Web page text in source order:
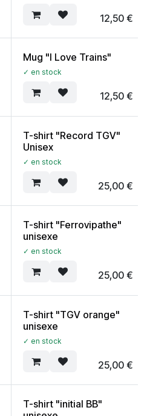
12,50€
Mug "I Love Trains"
✓ en stock
12,50€
T-shirt "Record TGV"
Unisex
✓ en stock
25,00€
T-shirt "Ferrovipathe"
unisexe
✓ en stock
25,00€
T-shirt "TGV orange"
unisexe
✓ en stock
25,00€
T-shirt "initial BB"